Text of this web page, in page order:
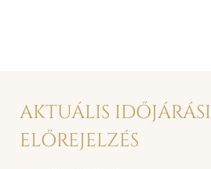
AKTUÁLIS IDŐJÁRÁSI
ELŐREJELZÉS